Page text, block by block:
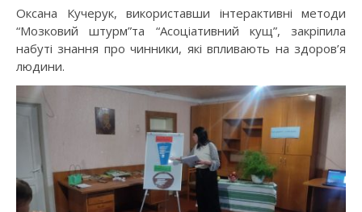
Оксана Кучерук, використавши інтерактивні методи
“Мозковий штурм”та “Асоціативний кущ”, закріпила
набуті знання про чинники, які впливають на здоров’я
людини.